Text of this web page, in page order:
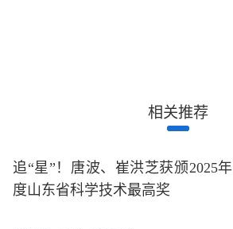
相关推荐
追“星”！唐波、崔洪芝获颁2025年
度山东省科学技术最高奖